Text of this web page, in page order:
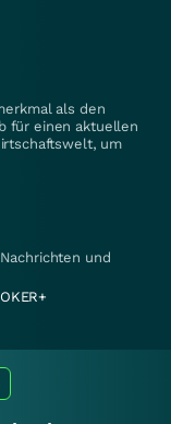
als den
für einen aktuellen
um
und